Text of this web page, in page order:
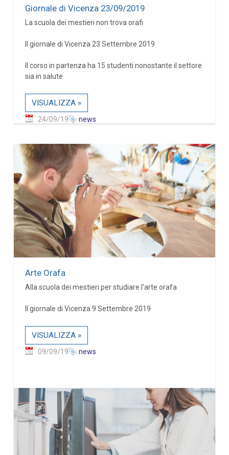
Giornale di Vicenza 23/09/2019
La scuola dei mestieri non trova orafi
Il giornale di Vicenza 23 Settembre 2019
Il corso in partenza ha 15 studenti nonostante il settore
sia in salute
VISUALIZZA »
24/09/19 news
Arte Orafa
Alla scuola dei mestieri per studiare l'arte orafa
Il giornale di Vicenza 9 Settembre 2019
VISUALIZZA »
09/09/19 news